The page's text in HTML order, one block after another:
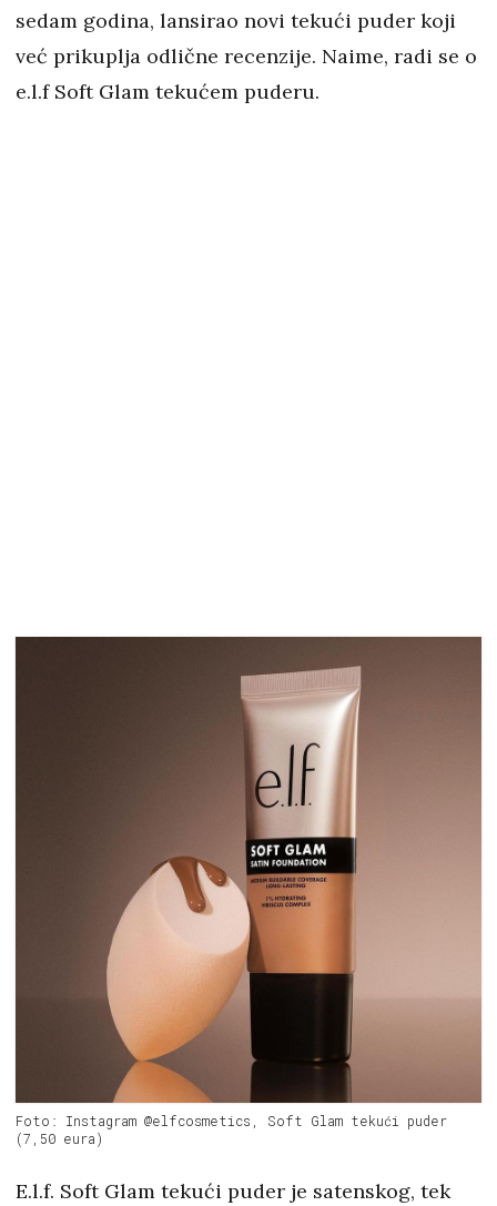
sedam godina, lansirao novi tekući puder koji
već prikuplja odlične recenzije. Naime, radi se o
e.l.f Soft Glam tekućem puderu.
Foto: Instagram @elfcosmetics, Soft Glam tekući puder
(7,50 eura)
E.l.f. Soft Glam tekući puder je satenskog, tek